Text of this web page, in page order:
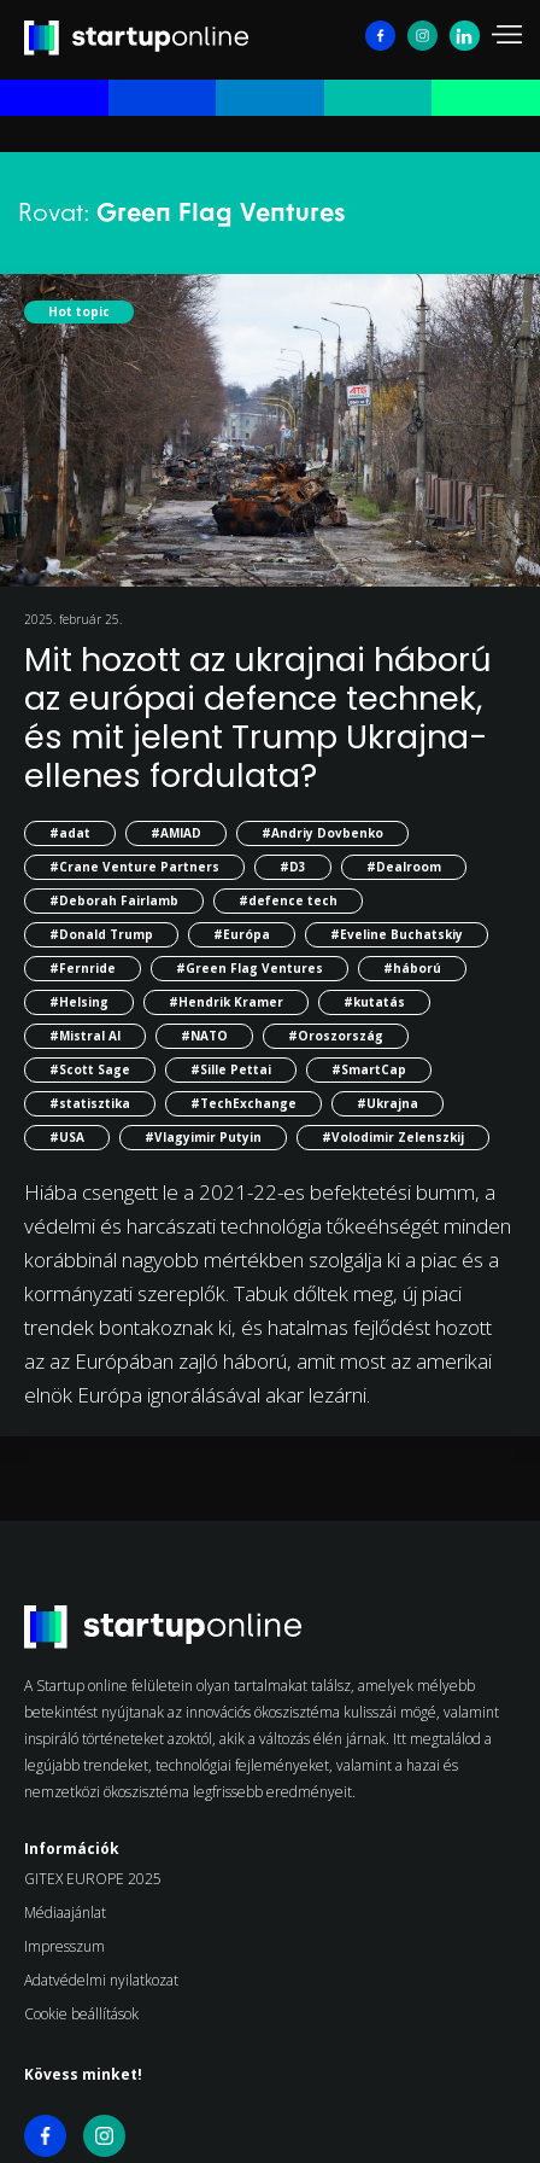
Rovat: Green Flag Ventures
Hot topic
2025. február 25.
Mit hozott az ukrajnai háború
az európai defence technek,
és mit jelent Trump Ukrajna-
ellenes fordulata?
#adat #AMIAD
#Andriy Dovbenko
#Crane Venture Partners
#D3
#Dealroom
#Deborah Fairlamb
#defence tech
#Donald Trump
#Európa
#Eveline Buchatskiy
#Fernride
#Green Flag Ventures
#háború
#Helsing
#Hendrik Kramer
#kutatás
#Mistral AI
#NATO
#Oroszország
#Scott Sage
#Sille Pettai
#SmartCap
#statisztika
#TechExchange
#Ukrajna
#USA
#Vlagyimir Putyin #Volodimir Zelenszkij
Hiába csengett le a 2021-22-es befektetési bumm, a
védelmi és harcászati technológia tőkeéhségét minden
korábbinál nagyobb mértékben szolgálja ki a piac és a
kormányzati szereplők. Tabuk dőltek meg, új piaci
trendek bontakoznak ki, és hatalmas fejlődést hozott
az az Európában zajló háború, amit most az amerikai
elnök Európa ignorálásával akar lezárni.
A Startup online felületein olyan tartalmakat találsz, amelyek mélyebb
betekintést nyújtanak az innovációs ökoszisztéma kulisszái mögé, valamint
inspiráló történeteket azoktól, akik a változás élén járnak. Itt megtalálod a
legújabb trendeket, technológiai fejleményeket, valamint a hazai és
nemzetközi ökoszisztéma legfrissebb eredményeit.
Információk
GITEX EUROPE 2025
Médiaajánlat
Impresszum
Adatvédelmi nyilatkozat
Cookie beállítások
Kövess minket!